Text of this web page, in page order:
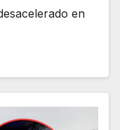
en